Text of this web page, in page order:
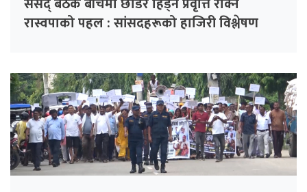
रास्वपाको पहल : सांसदहरूको हाजिरी विश्लेषण